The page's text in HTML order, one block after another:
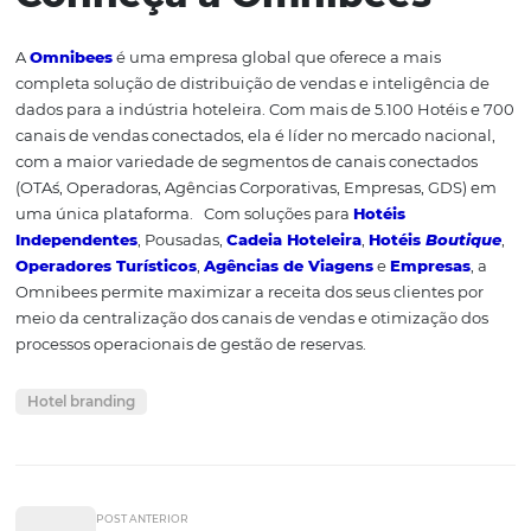
hotel dos sonhos
compra.
Gostou do conteúdo
hotel branding? Confira
estes três artigos que
ajudar você a melhorar a
gestão do seu hotel:
Fotografia para Hotéis e